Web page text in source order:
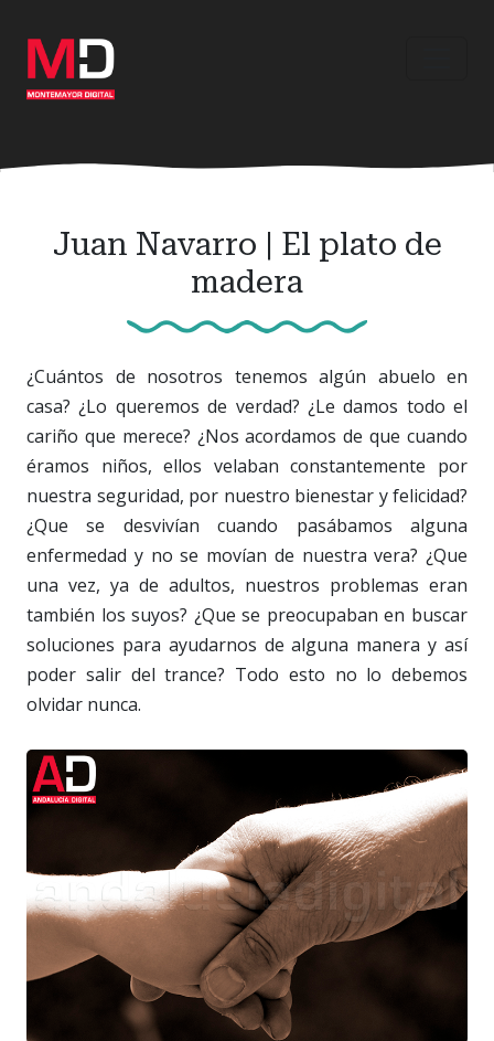
contenido
principal
Juan Navarro | El plato de
madera
¿Cuántos de nosotros tenemos algún abuelo en
casa? ¿Lo queremos de verdad? ¿Le damos todo el
cariño que merece? ¿Nos acordamos de que cuando
éramos niños, ellos velaban constantemente por
nuestra seguridad, por nuestro bienestar y felicidad?
¿Que se desvivían cuando pasábamos alguna
enfermedad y no se movían de nuestra vera? ¿Que
una vez, ya de adultos, nuestros problemas eran
también los suyos? ¿Que se preocupaban en buscar
soluciones para ayudarnos de alguna manera y así
poder salir del trance? Todo esto no lo debemos
olvidar nunca.